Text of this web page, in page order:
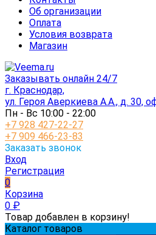
Об организации
Оплата
Условия возврата
Магазин
Заказывать онлайн 24/7
г. Краснодар,
ул. Героя Аверкиева А.А., д. 30,
Пн - Вс 10:00 - 22:00
+7 928 427-22-27
+7 909 466-23-83
Заказать звонок
Вход
Регистрация
0
Корзина
0 ₽
Товар добавлен в корзину!
Каталог товаров